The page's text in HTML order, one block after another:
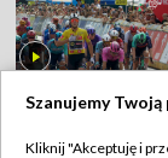
Szanujemy
Kliknij "Akceptuję i